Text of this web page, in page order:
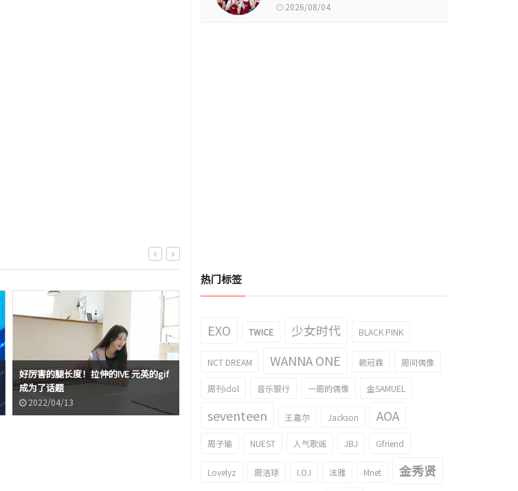
好厉害的腿长度！拉伸的IVE 元英的gif
成为了话题
2022/04/13
话题！
(G)I-DLE 美延和IVE并排而立的结果！
2026/08/04
热门标签
EXO TWICE 少女时代 BLACK PINK
NCT DREAM WANNA ONE 赖冠霖 周间偶像
周刊idol 音乐银行 一周的偶像 金SAMUEL
seventeen 王嘉尔 Jackson AOA
周子瑜 NUEST 人气歌谣 JBJ Gfriend
Lovelyz 周洁琼 I.O.I 泫雅 Mnet 金秀贤